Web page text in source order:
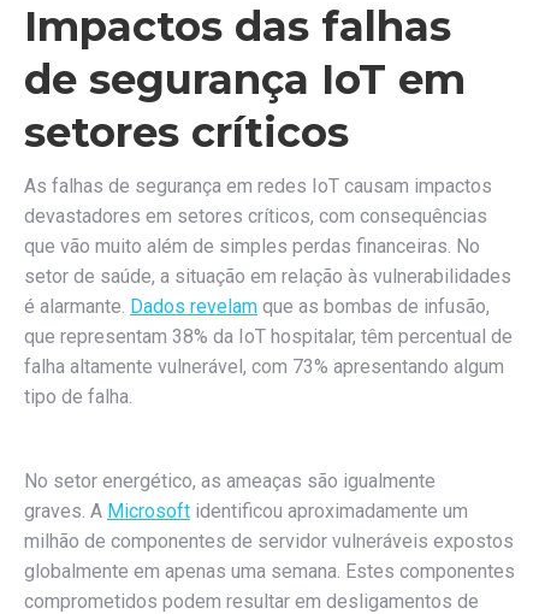
Impactos das falhas
de segurança IoT em
setores críticos
As falhas de segurança em redes IoT causam impactos
devastadores em setores críticos, com consequências
que vão muito além de simples perdas financeiras. No
setor de saúde, a situação em relação às vulnerabilidades
é alarmante. Dados revelam que as bombas de infusão,
que representam 38% da IoT hospitalar, têm percentual de
falha altamente vulnerável, com 73% apresentando algum
tipo de falha.
No setor energético, as ameaças são igualmente
graves. A Microsoft identificou aproximadamente um
milhão de componentes de servidor vulneráveis expostos
globalmente em apenas uma semana. Estes componentes
comprometidos podem resultar em desligamentos de